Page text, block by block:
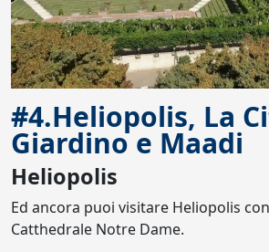
#4.Heliopolis, La
Giardino e Maadi
Heliopolis
Ed ancora puoi visitare Heliopolis
Catthedrale Notre Dame.